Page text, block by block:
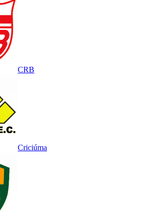
CRB
Criciúma